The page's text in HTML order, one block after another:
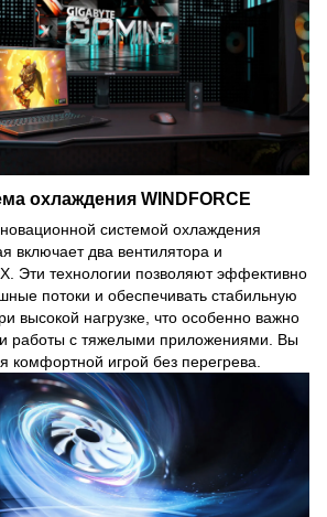
охлаждения WINDFORCE
системой охлаждения
включает два вентилятора и
Эти технологии позволяют эффективно
потоки и обеспечивать стабильную
высокой нагрузке, что особенно важно
и работы с тяжелыми приложениями. Вы
комфортной игрой без перегрева.